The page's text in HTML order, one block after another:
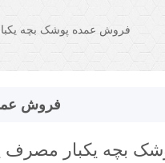
فروش عمده پوشک بچه
فروش
بچه یکبار مصرف